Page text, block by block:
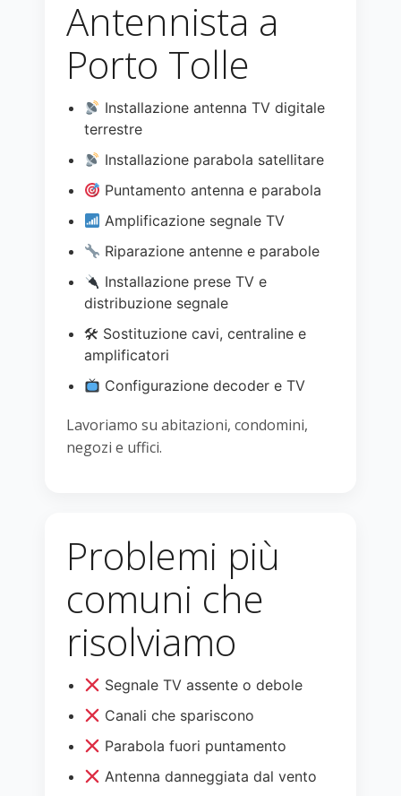
Antennista a
Porto Tolle
Installazione antenna TV digitale
terrestre
Installazione parabola satellitare
Puntamento antenna e parabola
Amplificazione segnale TV
Riparazione antenne e parabole
Installazione prese TV e
distribuzione segnale
🛠 Sostituzione cavi, centraline e
amplificatori
Configurazione decoder e TV
Lavoriamo su abitazioni, condomini,
negozi e uffici.
Problemi più
comuni che
risolviamo
Segnale TV assente o debole
Canali che spariscono
Parabola fuori puntamento
Antenna danneggiata dal vento